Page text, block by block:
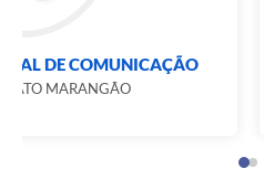
SECRETARIA